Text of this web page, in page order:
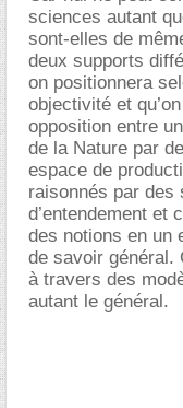
sciences autant
sont-elles de
deux supports
on positionnera
objectivité et
opposition entre
de la Nature par
espace de
raisonnés par des
d’entendement et
des notions en un
de savoir général.
à travers des
autant le général.